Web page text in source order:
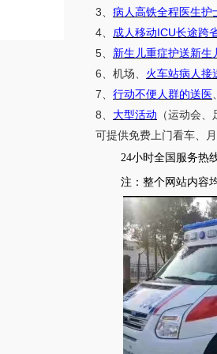
3、 病人高铁全程医生护
4、 成人移动ICU长途跨
5、 新生儿重症护送新生
6、机场、 火车站病人接
7、 行动不便人群的送医
8、 大型活动 （运动会
可提供免费上门看车、
24小时全国服务热
注： 整个网站内容